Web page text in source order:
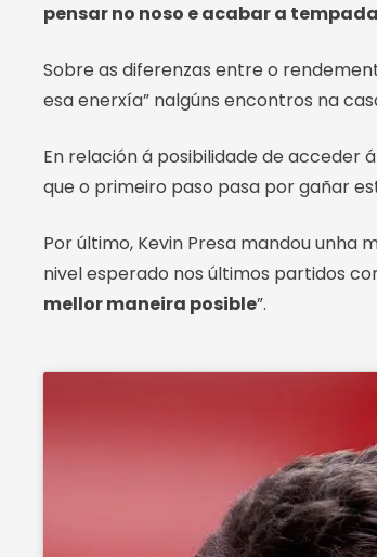
pensar no noso e acabar a
Sobre as diferenzas entre o
esa enerxía” nalgúns encontros na
En relación á posibilidade de acceder
que o primeiro paso pasa por gañar
Por último, Kevin Presa mandou
nivel esperado nos últimos partidos
mellor maneira posible”.